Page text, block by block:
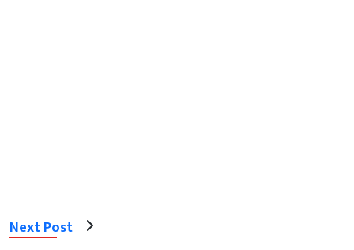
Next Post